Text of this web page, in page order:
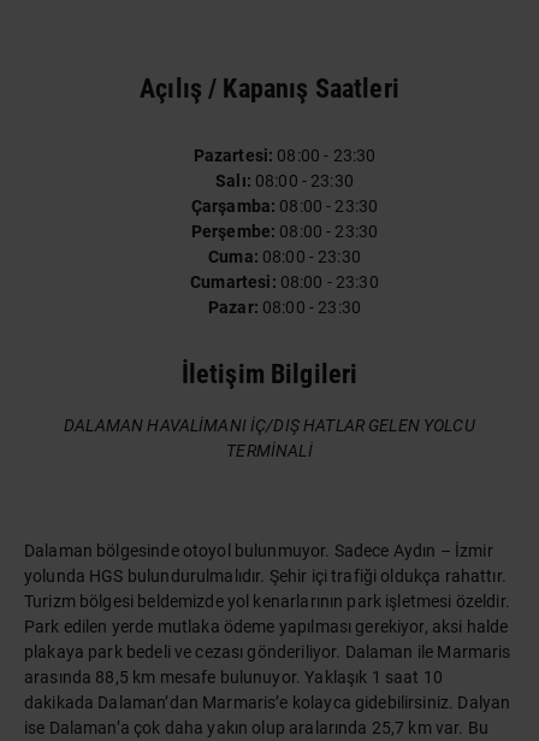
Açılış / Kapanış Saatleri
Pazartesi: 08:00 - 23:30
Salı: 08:00 - 23:30
Çarşamba: 08:00 - 23:30
Perşembe: 08:00 - 23:30
Cuma: 08:00 - 23:30
Cumartesi: 08:00 - 23:30
Pazar: 08:00 - 23:30
İletişim Bilgileri
DALAMAN HAVALİMANI İÇ/DIŞ HATLAR GELEN YOLCU
TERMİNALİ
Dalaman bölgesinde otoyol bulunmuyor. Sadece Aydın – İzmir
yolunda HGS bulundurulmalıdır. Şehir içi trafiği oldukça rahattır.
Turizm bölgesi beldemizde yol kenarlarının park işletmesi özeldir.
Park edilen yerde mutlaka ödeme yapılması gerekiyor, aksi halde
plakaya park bedeli ve cezası gönderiliyor. Dalaman ile Marmaris
arasında 88,5 km mesafe bulunuyor. Yaklaşık 1 saat 10
dakikada Dalaman’dan Marmaris’e kolayca gidebilirsiniz. Dalyan
ise Dalaman’a çok daha yakın olup aralarında 25,7 km var. Bu